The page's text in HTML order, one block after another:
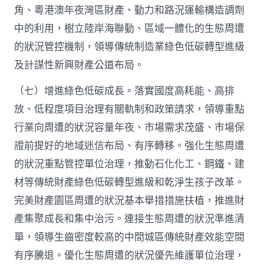
角、粵港澳年夜灣區財產、動力和路況運輸構造調劑
中的利用，樹立陸岸海聯動、區域一體化的生態周遭
的狀況管控機制，領導傳統制造業綠色低碳轉型進級
及計謀性新興財產公道布局。
（七）增進綠色低碳成長。落實國度高耗能、高排
放、低程度項目治理有關軌制和政策請求，領導重點
行業向周遭的狀況容量年夜、市場需求茂盛、市場保
證前提好的地域迷信布局、有序轉移。強化生態周遭
的狀況重點管控單位治理，推動石化化工、鋼鐵、建
材等傳統財產綠色低碳轉型進級和乾淨生孩子改革。
完美財產園區周遭的狀況基本舉措措施扶植，推進財
產集聚成長和集中治污。連接生態周遭的狀況準進清
單，領導生齒密度較高的中間城區傳統財產效能空間
有序騰退。優化生態周遭的狀況優先維護單位治理，